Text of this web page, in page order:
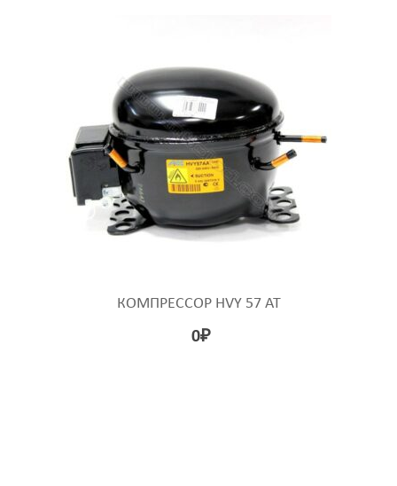
КОМПРЕССОР HVY 57 AT
0₽